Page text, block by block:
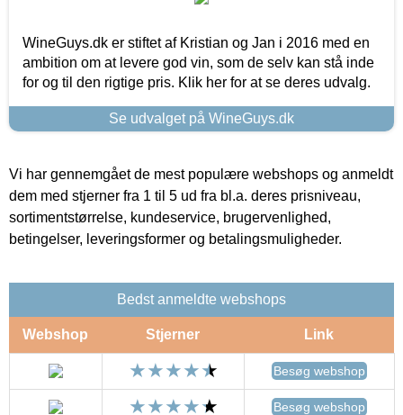
WineGuys.dk er stiftet af Kristian og Jan i 2016 med en
ambition om at levere god vin, som de selv kan stå inde
for og til den rigtige pris. Klik her for at se deres udvalg.
Se udvalget på WineGuys.dk
Vi har gennemgået de mest populære webshops og anmeldt
dem med stjerner fra 1 til 5 ud fra bl.a. deres prisniveau,
sortimentstørrelse, kundeservice, brugervenlighed,
betingelser, leveringsformer og betalingsmuligheder.
Bedst anmeldte webshops
Webshop Stjerner Link
Besøg webshop
Besøg webshop